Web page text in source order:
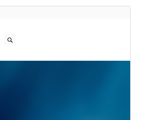
ཡི་བུ་རྒྱུད་དཔེ་སྒྲོམ་ཡིན།